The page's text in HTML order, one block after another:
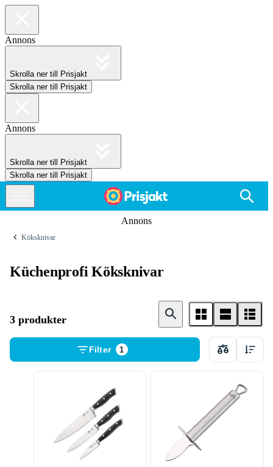
Annons
Skrolla ner till Prisjakt
Skrolla ner till Prisjakt
Annons
Skrolla ner till Prisjakt
Skrolla ner till Prisjakt
Annons
Köksknivar
Küchenprofi Köksknivar
3 produkter
Filter 1